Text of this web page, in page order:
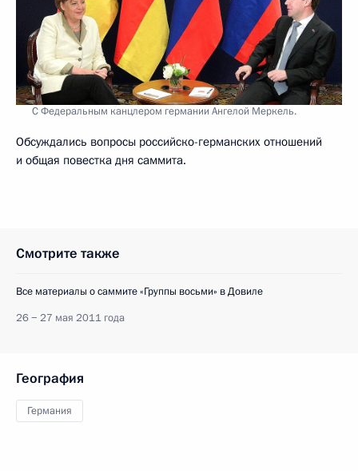
С Федеральным канцлером германии Ангелой Меркель.
Обсуждались вопросы российско-германских отношений
и общая повестка дня саммита.
Смотрите также
Все материалы о саммите «Группы восьми» в Довиле
26 − 27 мая 2011 года
География
Германия